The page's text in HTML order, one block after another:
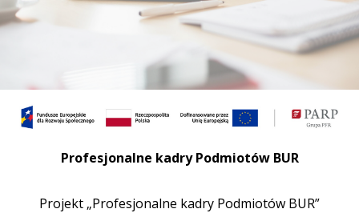
Profesjonalne kadry Podmiotów BUR
Projekt „Profesjonalne kadry Podmiotów BUR”